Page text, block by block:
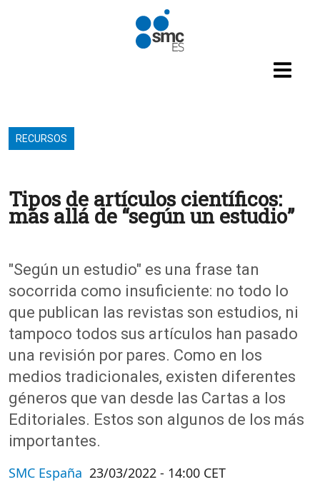
Pasar al contenido principal
RECURSOS
Tipos de artículos científicos:
más allá de “según un estudio”
"Según un estudio" es una frase tan
socorrida como insuficiente: no todo lo
que publican las revistas son estudios, ni
tampoco todos sus artículos han pasado
una revisión por pares. Como en los
medios tradicionales, existen diferentes
géneros que van desde las Cartas a los
Editoriales. Estos son algunos de los más
importantes.
SMC España 23/03/2022 - 14:00 CET